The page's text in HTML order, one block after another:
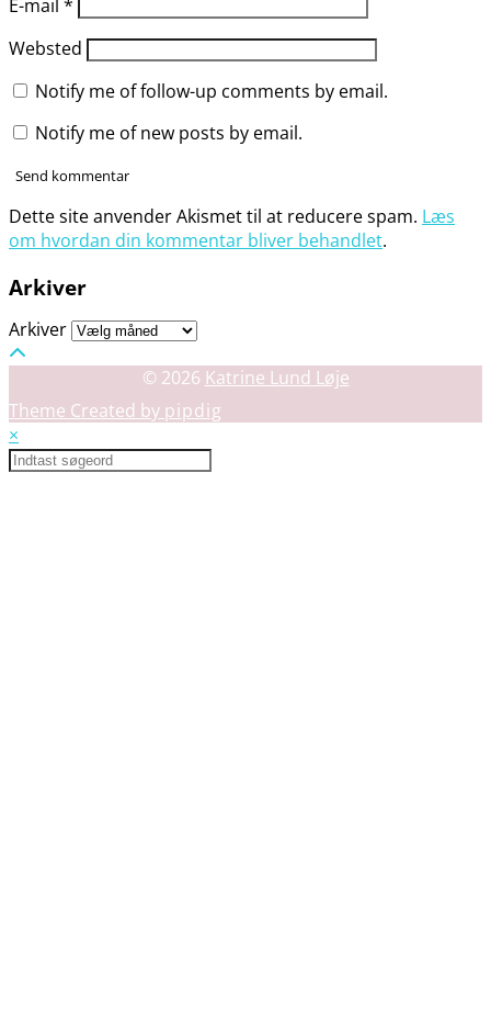
E-mail *
Websted
Notify me of follow-up comments by email.
Notify me of new posts by email.
Dette site anvender Akismet til at reducere spam. Læs
om hvordan din kommentar bliver behandlet.
Arkiver
Arkiver
© 2026 Katrine Lund Løje
Theme Created by pipdig
×